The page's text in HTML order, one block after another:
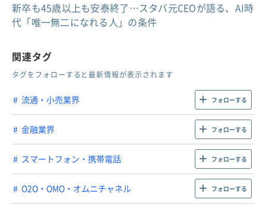
新卒も45歳以上も安泰終了…スタバ元CEOが語る、AI時
代「唯一無二になれる人」の条件
関連タグ
タグをフォローすると最新情報が表示されます
流通・小売業界 フォローする
金融業界 フォローする
スマートフォン・携帯電話 フォローする
O2O・OMO・オムニチャネル フォローする